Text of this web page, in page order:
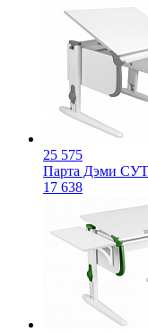
25 575
Парта Дэми
17 638